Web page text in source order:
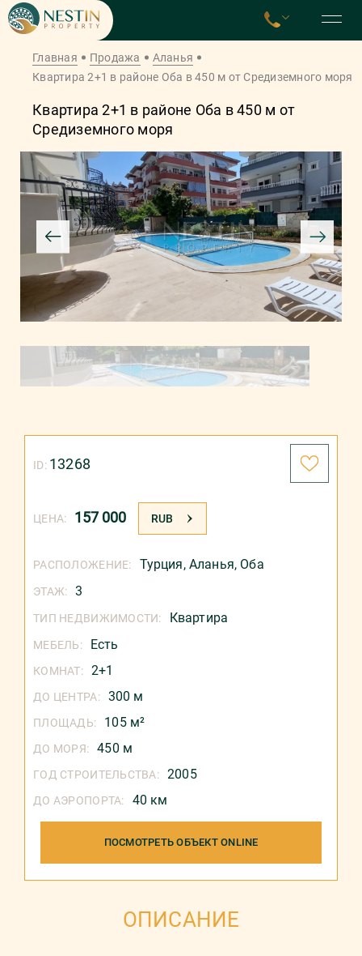
Главная Продажа
Аланья
Квартира 2+1 в районе Оба в 450 м от Средиземного моря
Квартира 2+1 в районе Оба в 450 м от
Средиземного моря
ЦЕНА: 157 000 RUB
ID: 13268
РАСПОЛОЖЕНИЕ: Турция, Аланья, Оба
ЭТАЖ: 3
ТИП НЕДВИЖИМОСТИ: Квартира
МЕБЕЛЬ: Есть
КОМНАТ: 2+1
ДО ЦЕНТРА: 300 м
ПЛОЩАДЬ: 105 м²
ДО МОРЯ: 450 м
ГОД СТРОИТЕЛЬСТВА: 2005
ДО АЭРОПОРТА: 40 км
ПОСМОТРЕТЬ ОБЪЕКТ ONLINE
ОПИСАНИЕ